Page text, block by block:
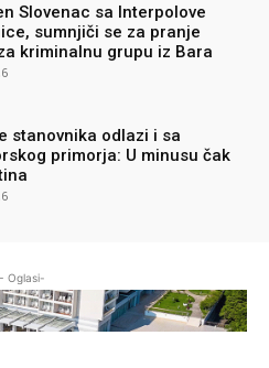
Slovenac sa Interpolove
sumnjiči se za pranje
kriminalnu grupu iz Bara
stanovnika odlazi i sa
primorja: U minusu čak
- Oglasi-